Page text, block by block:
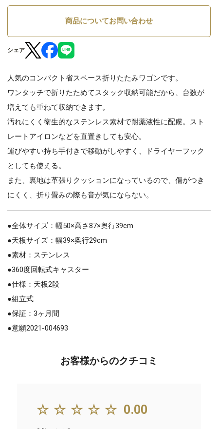
商品についてお問い合わせ
シェア
人気のコンパクト省スペース折りたたみワゴンです。
ワンタッチで折りたためてスタック収納可能だから、台数が
増えても重ねて収納できます。
汚れにくく衛生的なステンレス素材で耐薬液性に配慮。スト
レートアイロンなどを直置きしても安心。
運びやすい持ち手付きで移動がしやすく、ドライヤーフック
としても使える。
また、裏地は革張りクッションになっているので、傷がつき
にくく、折り畳みの際も音が気にならない。
●全体サイズ：幅50×高さ87×奥行39cm
●天板サイズ：幅39×奥行29cm
●素材：ステンレス
●360度回転式キャスター
●仕様：天板2段
●組立式
●保証：3ヶ月間
●意願2021-004693
お客様からのクチコミ
☆☆☆☆☆ 0.00